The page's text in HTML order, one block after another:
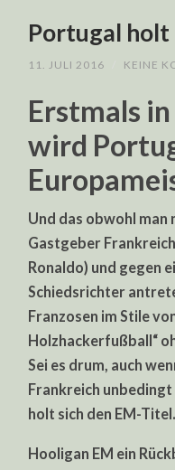
Portugal holt
11. JULI 2016 KEINE
Erstmals
wird
Und das obwohl man
Gastgeber
Ronaldo) und gegen
Schiedsrichter
Franzosen im Stile
Holzhackerfußball“
Sei es drum, auch
Frankreich
holt sich den EM-Titel.
Hooligan EM ein